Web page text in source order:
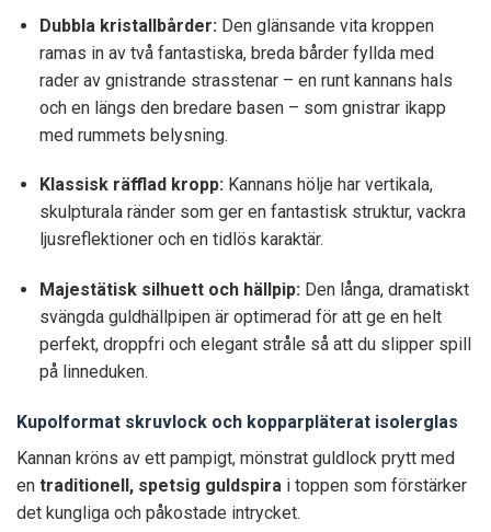
Dubbla kristallbårder: Den glänsande vita kroppen
ramas in av två fantastiska, breda bårder fyllda med
rader av gnistrande strasstenar – en runt kannans hals
och en längs den bredare basen – som gnistrar ikapp
med rummets belysning.
Klassisk räfflad kropp:Kannans hölje har vertikala,
skulpturala ränder som ger en fantastisk struktur, vackra
ljusreflektioner och en tidlös karaktär.
Majestätisk silhuett och hällpip:Den långa, dramatiskt
svängda guldhällpipen är optimerad för att ge en helt
perfekt, droppfri och elegant stråle så att du slipper spill
på linneduken.
Kupolformat skruvlock och kopparpläterat isolerglas
Kannan kröns av ett pampigt, mönstrat guldlock prytt med
en traditionell, spetsig guldspira i toppen som förstärker
det kungliga och påkostade intrycket.